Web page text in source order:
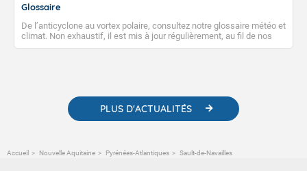
Glossaire
De l’anticyclone au vortex polaire, consultez notre glossaire météo et
climat. Non exhaustif, il est mis à jour régulièrement, au fil de nos
publications. Vous y trouverez également des liens utiles vers nos
PLUS D'ACTUALITÉS
Accueil Nouvelle Aquitaine Pyrénées-Atlantiques Sault-de-Navailles